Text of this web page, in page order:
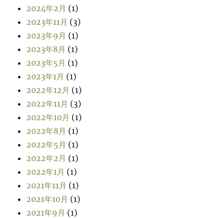
2024年2月 (1)
2023年11月 (3)
2023年9月 (1)
2023年8月 (1)
2023年5月 (1)
2023年1月 (1)
2022年12月 (1)
2022年11月 (3)
2022年10月 (1)
2022年8月 (1)
2022年5月 (1)
2022年2月 (1)
2022年1月 (1)
2021年11月 (1)
2021年10月 (1)
2021年9月 (1)